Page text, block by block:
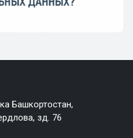
Башкортостан,
зд. 76